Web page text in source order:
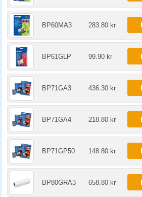
BP60MA3 283.80 kr
BP61GLP 99.90 kr
BP71GA3 436.30 kr
BP71GA4 218.80 kr
BP71GP50 148.80 kr
BP80GRA3 658.80 kr